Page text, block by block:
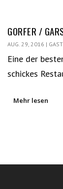
GORFER /
AUG. 29, 2016 |
Eine der
schickes
Mehr lesen